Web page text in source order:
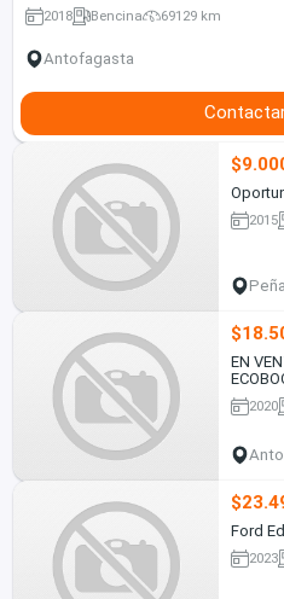
2018 Bencina 69129 km
Antofagasta
2015
EN
2020
Ford
2023